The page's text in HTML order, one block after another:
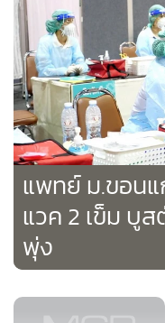
สำหรับส่วนลด 20% ขอ
การคืนค่าธรรมเนียมกา
(สำหรับนักศึกษาที่ชำระเ
บัญชีของนักศึกษาแต่ละค
จำนวน 24,150 คน เป็นเ
สิบห้าล้านหกแสนเก้าพั
เรียบร้อยแล้ว ซึ่งยอดนี้
โดยนักศึกษาที่เหลือมหา
การศึกษาให้ในรอบถัดไป
แพทย์ ม.ขอน
แวค 2 เข็ม บู
พุ่ง